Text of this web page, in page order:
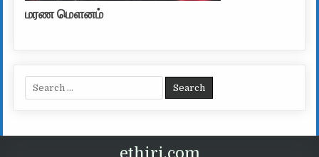
மரண மௌனம்
Search for:
ethiri.com